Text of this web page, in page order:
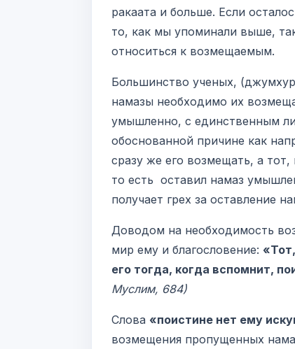
ракаата и больше. Если
то, как мы упоминали выше,
относиться к возмещаемым.
Большинство ученых,
намазы необходимо их
умышленно, с единственным
обоснованной причине как
сразу же его возмещать, а
то есть оставил намаз
получает грех за оставление
Доводом на необходимость
мир ему и благословение:
его тогда, когда вспомнит,
Муслим, 684)
Слова «поистине нет ему
возмещения пропущенных